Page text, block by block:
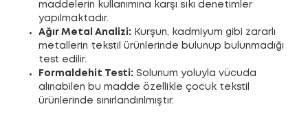
maddelerin kullanımına karşı sıkı denetimler
yapılmaktadır.
Ağır Metal Analizi: Kurşun, kadmiyum gibi zararlı
metallerin tekstil ürünlerinde bulunup bulunmadığı
test edilir.
Formaldehit Testi: Solunum yoluyla vücuda
alınabilen bu madde özellikle çocuk tekstil
ürünlerinde sınırlandırılmıştır.